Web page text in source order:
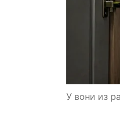
У вони из